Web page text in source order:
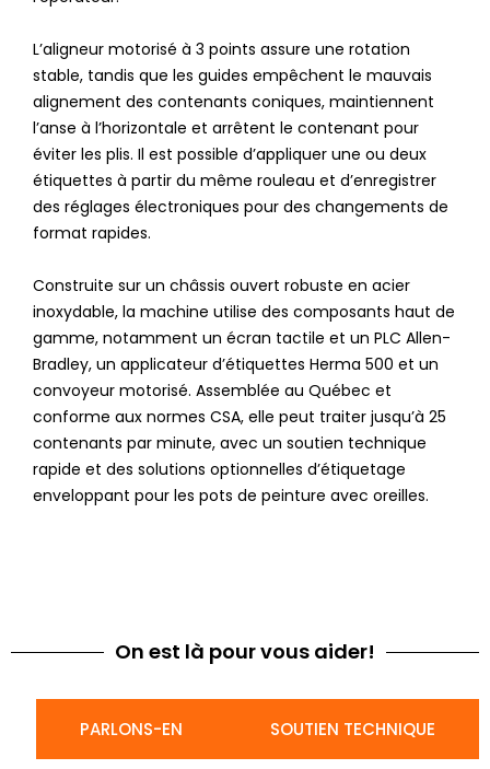
L’aligneur motorisé à 3 points assure une rotation
stable, tandis que les guides empêchent le mauvais
alignement des contenants coniques, maintiennent
l’anse à l’horizontale et arrêtent le contenant pour
éviter les plis. Il est possible d’appliquer une ou deux
étiquettes à partir du même rouleau et d’enregistrer
des réglages électroniques pour des changements de
format rapides.
Construite sur un châssis ouvert robuste en acier
inoxydable, la machine utilise des composants haut de
gamme, notamment un écran tactile et un PLC Allen-
Bradley, un applicateur d’étiquettes Herma 500 et un
convoyeur motorisé. Assemblée au Québec et
conforme aux normes CSA, elle peut traiter jusqu’à 25
contenants par minute, avec un soutien technique
rapide et des solutions optionnelles d’étiquetage
enveloppant pour les pots de peinture avec oreilles.
On est là pour vous aider!
SOUTIEN TECHNIQUE
PARLONS-EN